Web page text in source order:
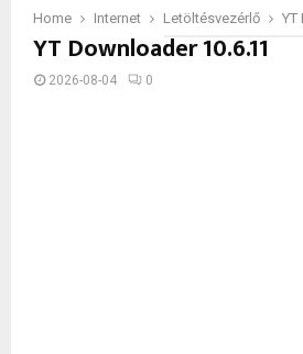
Home Internet Letöltésvezérlő YT
YT Downloader 10.6.11
2026-08-04 0